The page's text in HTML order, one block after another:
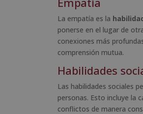
La empatía es la
ponerse en el lugar de
conexiones más
comprensión mutua.
Habilidades
Las habilidades sociales
personas. Esto incluye la
conflictos de manera